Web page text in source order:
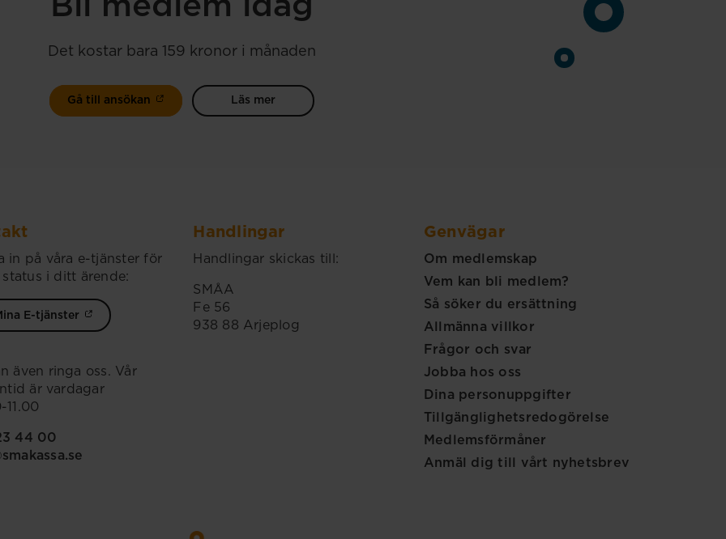
Bli medlem idag
Det kostar bara 159 kronor i månaden
Gå till ansökan Läs mer
in på våra e-tjänster för
status i ditt ärende:
E-tjänster
även ringa oss. Vår
är vardagar
11.00
44 00
Handlingar
Handlingar skickas till:
SMÅA
Fe 56
938 88 Arjeplog
Genvägar
Om medlemskap
Vem kan bli medlem?
Så söker du ersättning
Allmänna villkor
Frågor och svar
Jobba hos oss
Dina personuppgifter
Tillgänglighetsredogörelse
Medlemsförmåner
Anmäl dig till vårt nyhetsbrev